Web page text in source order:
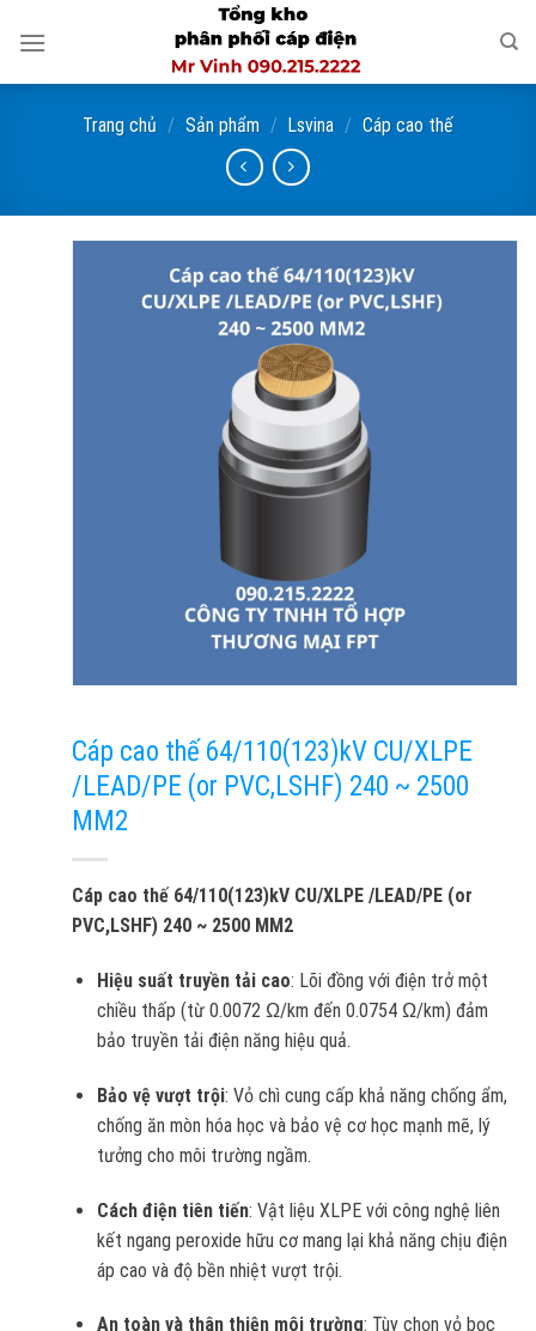
Trang chủ / Sản phẩm / Lsvina / Cáp cao thế
Cáp cao thế 64/110(123)kV CU/XLPE
/LEAD/PE (or PVC,LSHF) 240 ~ 2500
MM2
Cáp cao thế 64/110(123)kV CU/XLPE /LEAD/PE (or
PVC,LSHF) 240 ~ 2500 MM2
Hiệu suất truyền tải cao: Lõi đồng với điện trở một
chiều thấp (từ 0.0072 Ω/km đến 0.0754 Ω/km) đảm
bảo truyền tải điện năng hiệu quả.
Bảo vệ vượt trội: Vỏ chì cung cấp khả năng chống ẩm,
chống ăn mòn hóa học và bảo vệ cơ học mạnh mẽ, lý
tưởng cho môi trường ngầm.
Cách điện tiên tiến: Vật liệu XLPE với công nghệ liên
kết ngang peroxide hữu cơ mang lại khả năng chịu điện
áp cao và độ bền nhiệt vượt trội.
An toàn và thân thiện môi trường: Tùy chọn vỏ bọc